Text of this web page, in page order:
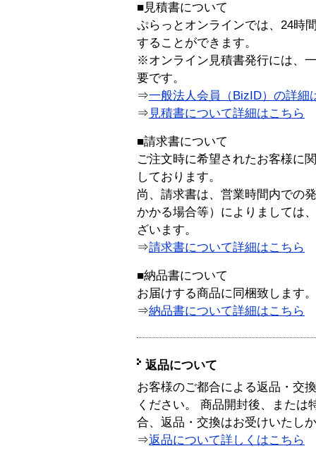
■見積書について
ぷらっとオンラインでは、24時
することができます。
※オンライン見積書発行には、
要です。
⇒一般法人会員（BizID）の詳細
⇒ 見積書について詳細はこちら
■請求書について
ご注文時に希望されたお客様に
しております。
尚、請求書は、営業時間内での
かかる場合等）によりましては
ざいます。
⇒請求書について詳細はこちら
■納品書について
お届けする商品に同梱致します。
⇒納品書について詳細はこちら
返品について
お客様のご都合による返品・交
ください。 商品開封後、または
合、返品・交換はお受けいたし
⇒返品について詳しくはこちら